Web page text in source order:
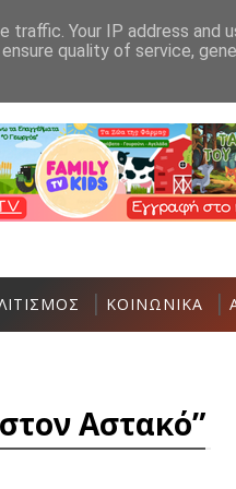
και Αθλητικές
ΚΟΙΝΩΝΙΚΑ
Αστακό”
Your IP address and
quality of service,